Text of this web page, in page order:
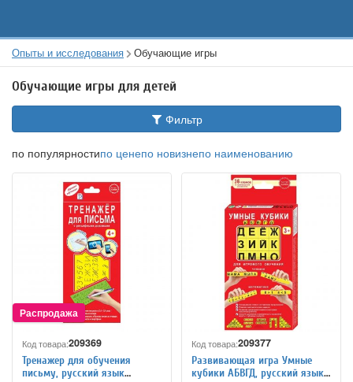
Опыты и исследования Обучающие игры
Обучающие игры для детей
Фильтр
по популярностипо ценепо новизнепо наименованию
Код товара:209369
Тренажер для обучения
письму, русский язык
Код товара:209377
Развивающая игра Умные
кубики АБВГД, русский язык